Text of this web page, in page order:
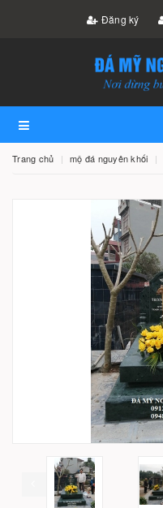
Đăng ký
Trang chủ mộ đá nguyên khối